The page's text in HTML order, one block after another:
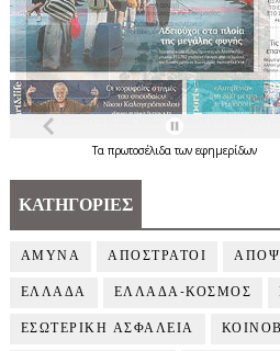
Τα πρωτοσέλιδατων εφημερίδων
ΚΑΤΗΓΟΡΙΕΣ
ΑΜΥΝΑ ΑΠΟΣΤΡΑΤΟΙ
ΕΛΛΑΔΑ ΕΛΛΑΔΑ-ΚΟΣΜΟΣ
ΕΣΩΤΕΡΙΚΗ ΑΣΦΑΛΕΙΑ